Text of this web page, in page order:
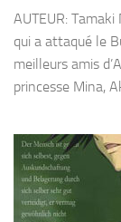
AUTEUR: Tamaki
qui a attaqué le
meilleurs amis
princesse Mina,